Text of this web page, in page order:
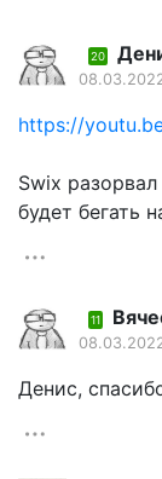
20
https://
Swix
будет бегать
11
Денис,